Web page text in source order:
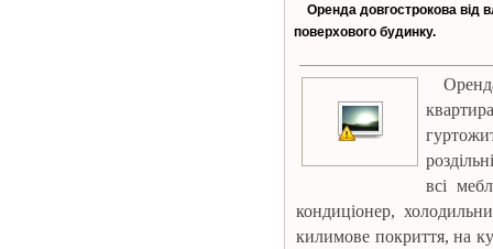
Оренда довгострокова від
поверхового будинку.
всі
кондиціонер,
килимове покриття, на